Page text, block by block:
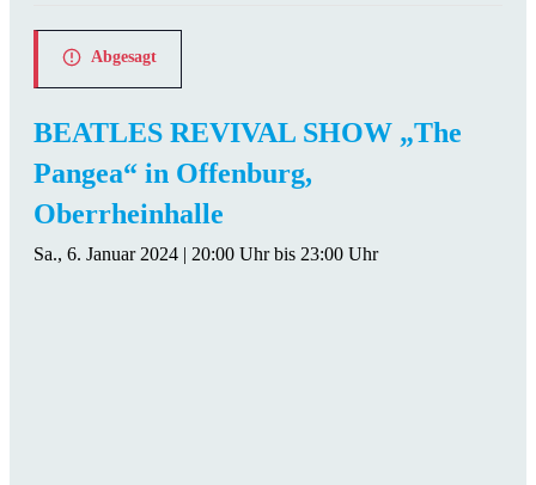
Abgesagt
BEATLES REVIVAL SHOW „The
Pangea“ in Offenburg,
Oberrheinhalle
Sa., 6. Januar 2024 | 20:00 Uhrbis 23:00 Uhr